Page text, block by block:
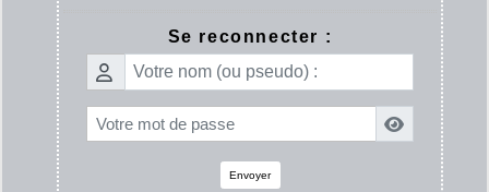
Se reconnecter :
Envoyer